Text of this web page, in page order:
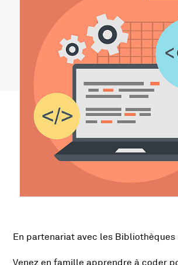
Présentation de
En partenariat avec les
Venez en famille apprendre à coder